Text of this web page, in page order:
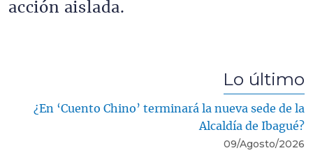
acción aislada.
Lo último
¿En ‘Cuento Chino’ terminará la nueva sede de la
Alcaldía de Ibagué?
09/Agosto/2026